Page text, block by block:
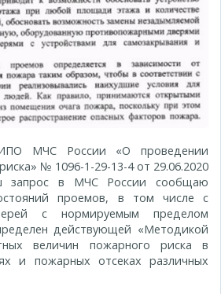
МЧС России «О проведении
№ 1096-1-29-13-4 от 29.06.2020
в МЧС России сообщаю
проемов, в том числе с
с нормируемым пределом
действующей «Методикой
величин пожарного риска в
и пожарных отсеках различных